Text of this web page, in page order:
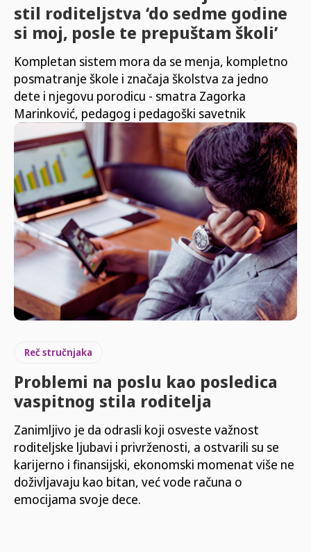
stil roditeljstva ‘do sedme godine
si moj, posle te prepuštam školi’
Kompletan sistem mora da se menja, kompletno
posmatranje škole i značaja školstva za jedno
dete i njegovu porodicu - smatra Zagorka
Marinković, pedagog i pedagoški savetnik
Reč stručnjaka
Problemi na poslu kao posledica
vaspitnog stila roditelja
Zanimljivo je da odrasli koji osveste važnost
roditeljske ljubavi i privrženosti, a ostvarili su se
karijerno i finansijski, ekonomski momenat više ne
doživljavaju kao bitan, već vode računa o
emocijama svoje dece.